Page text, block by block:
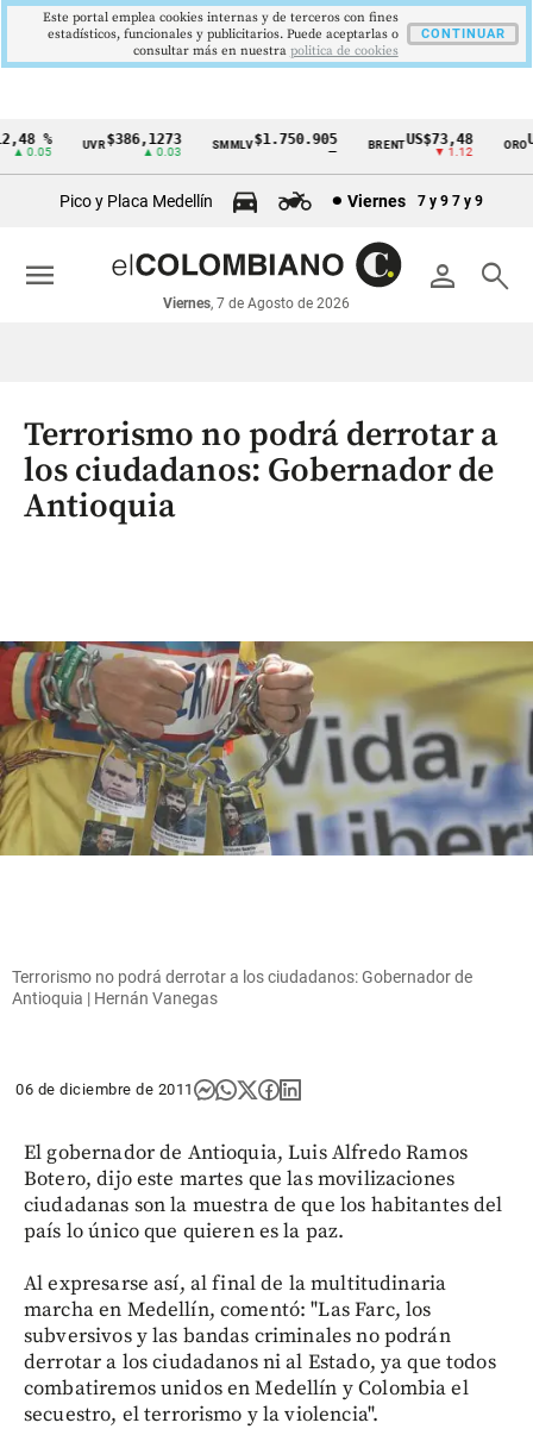
Cintillo
económicos
Colombia
%
0.05
UVR$386,1273
▲ 0.03
SMMLV$1.750.905 BRENTUS$73,48
▼ 1.12
ORO
Pico y Placa Medellín Viernes 7 y 9 7 y 9
person search
Viernes, 7 de Agosto de 2026
menu
Terrorismo no podrá derrotar a
los ciudadanos: Gobernador de
Antioquia
Terrorismo no podrá derrotar a los ciudadanos: Gobernador de
Antioquia | Hernán Vanegas
06 de diciembre de 2011
El gobernador de Antioquia, Luis Alfredo Ramos
Botero, dijo este martes que las movilizaciones
ciudadanas son la muestra de que los habitantes del
país lo único que quieren es la paz.
Al expresarse así, al final de la multitudinaria
marcha en Medellín, comentó: "Las Farc, los
subversivos y las bandas criminales no podrán
derrotar a los ciudadanos ni al Estado, ya que todos
combatiremos unidos en Medellín y Colombia el
secuestro, el terrorismo y la violencia".
Este portal emplea cookies internas y de terceros con fines
estadísticos, funcionales y publicitarios. Puede aceptarlas o
consultar más en nuestra politica de cookies
CONTINUAR